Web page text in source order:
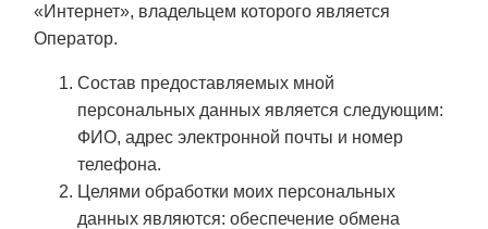
«Интернет», владельцем которого является
Оператор.
Состав предоставляемых мной
персональных данных является следующим:
ФИО, адрес электронной почты и номер
телефона.
Целями обработки моих персональных
данных являются: обеспечение обмена